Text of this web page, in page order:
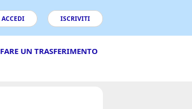
ACCEDI ISCRIVITI
FARE UN TRASFERIMENTO